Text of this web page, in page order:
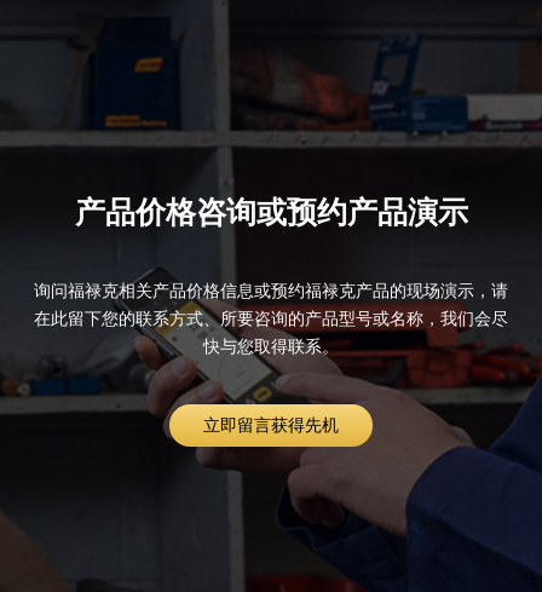
产品价格咨询或预约产品演示
询问福禄克相关产品价格信息或预约福禄克产品的现场演示，请
在此留下您的联系方式、所要咨询的产品型号或名称，我们会尽
快与您取得联系。
立即留言获得先机